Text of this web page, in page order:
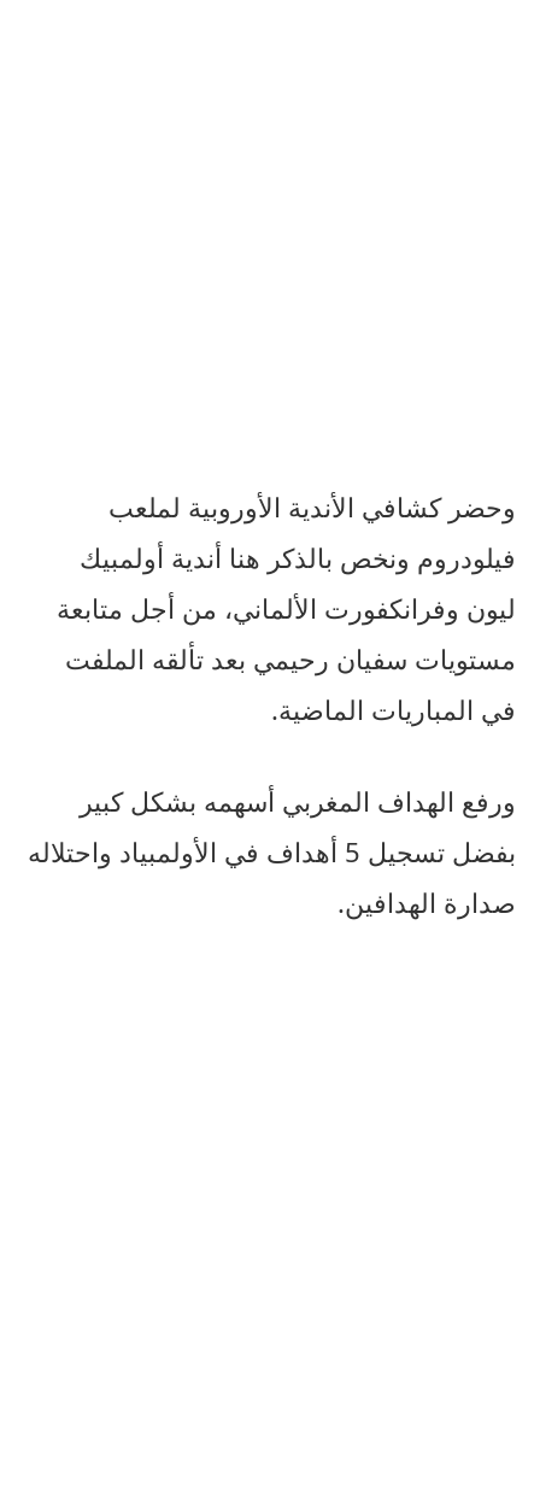
وحضر كشافي الأندية الأوروبية لملعب
فيلودروم ونخص بالذكر هنا أندية أولمبيك
ليون وفرانكفورت الألماني، من أجل متابعة
مستويات سفيان رحيمي بعد تألقه الملفت
في المباريات الماضية.
ورفع الهداف المغربي أسهمه بشكل كبير
بفضل تسجيل 5 أهداف في الأولمبياد واحتلاله
صدارة الهدافين.